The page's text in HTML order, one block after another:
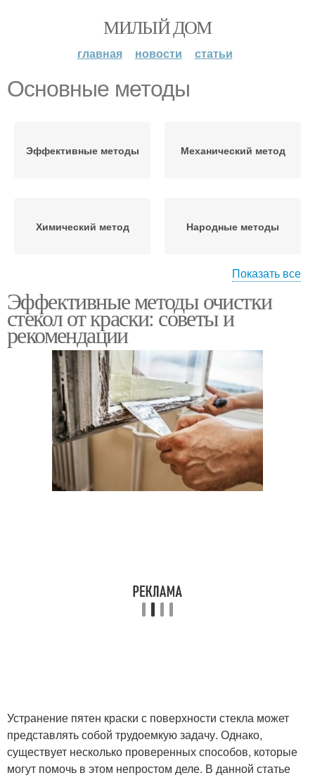
МИЛЫЙ ДОМ
главная новости статьи
Основные методы
Эффективные методы Механический метод
Химический метод Народные методы
Экологичные методы Традиционные методы
Современные методы
Показать все
Эффективные методы очистки
стекол от краски: советы и
рекомендации
Устранение пятен краски с поверхности стекла может
представлять собой трудоемкую задачу. Однако,
существует несколько проверенных способов, которые
могут помочь в этом непростом деле. В данной статье